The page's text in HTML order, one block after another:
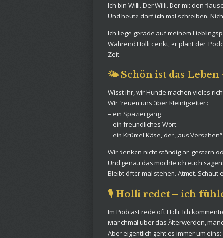
Ich bin Willi. Der Willi. Der mit den
Und heute darfich mal schreiben.
Ich liege gerade auf meinem
Während Holli denkt, er plant den
Zeit.
🌤️ Schön ist das
Wisst ihr, wir Hunde machen vieles
Wir freuen uns über Kleinigkeiten:
– ein Spaziergang
– ein freundliches Wort
– ein Krümel Käse, der „aus
Wir denken nicht ständig an gestern
Und genau das möchte ich euch sagen:
Bleibt öfter mal stehen. Atmet. Schaut
🎙️ Holli redet – ich
Im Podcast rede oft Holli. Ich
Manchmal über das Älterwerden,
Aber eigentlich geht es immer um eins: